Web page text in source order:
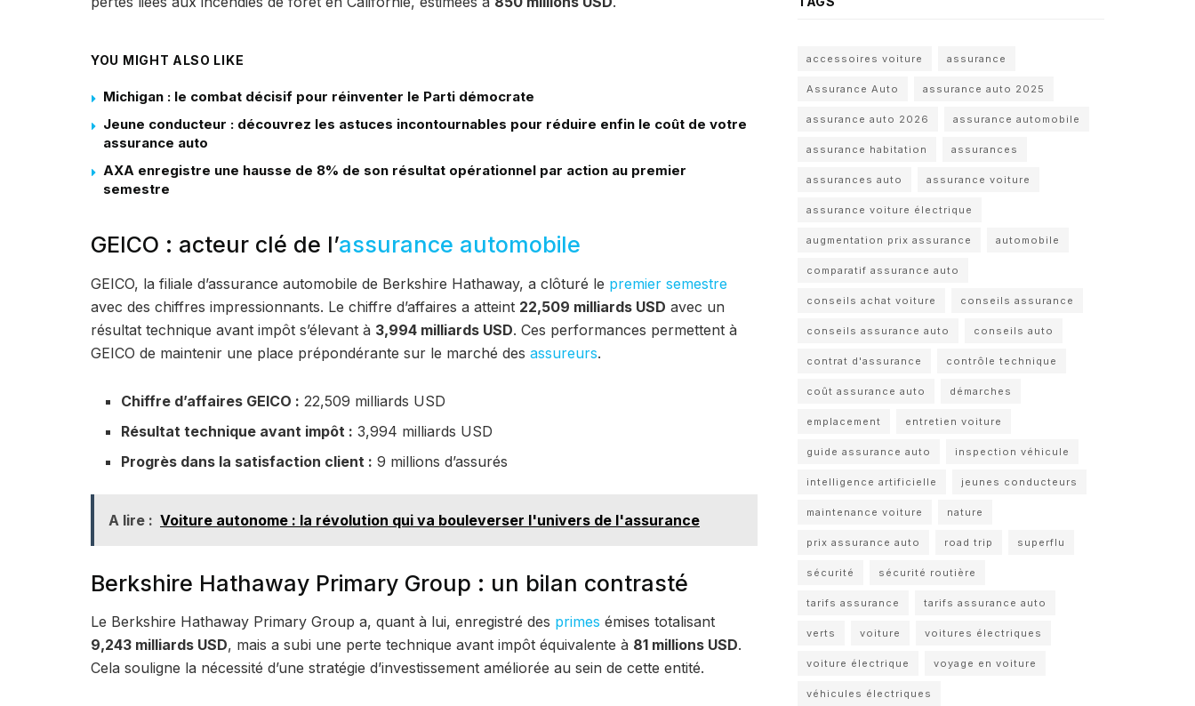
YOU MIGHT ALSO LIKE
Michigan : le combat décisif pour réinventer le Parti démocrate
Jeune conducteur : découvrez les astuces incontournables pour réduire enfin le coût de votre
assurance auto
AXA enregistre une hausse de 8% de son résultat opérationnel par action au premier
semestre
GEICO : acteur clé de l’assurance automobile
GEICO, la filiale d’assurance automobile de Berkshire Hathaway, a clôturé le premier semestre
avec des chiffres impressionnants. Le chiffre d’affaires a atteint 22,509 milliards USD avec un
résultat technique avant impôt s’élevant à 3,994 milliards USD. Ces performances permettent à
GEICO de maintenir une place prépondérante sur le marché des assureurs.
Chiffre d’affaires GEICO : 22,509 milliards USD
Résultat technique avant impôt : 3,994 milliards USD
Progrès dans la satisfaction client : 9 millions d’assurés
A lire : Voiture autonome : la révolution qui va bouleverser l'univers de l'assurance
Berkshire Hathaway Primary Group : un bilan contrasté
Le Berkshire Hathaway Primary Group a, quant à lui, enregistré des primes émises totalisant
9,243 milliards USD, mais a subi une perte technique avant impôt équivalente à 81 millions USD.
Cela souligne la nécessité d’une stratégie d’investissement améliorée au sein de cette entité.
accessoires voiture assurance
Assurance Auto assurance auto 2025
assurance auto 2026 assurance automobile
assurance habitation assurances
assurances auto assurance voiture
assurance voiture électrique
augmentation prix assurance automobile
comparatif assurance auto
conseils achat voiture conseils assurance
conseils assurance auto conseils auto
contrat d'assurance contrôle technique
coût assurance auto démarches
emplacement entretien voiture
guide assurance auto inspection véhicule
intelligence artificielle jeunes conducteurs
maintenance voiture nature
prix assurance auto road trip superflu
sécurité sécurité routière
tarifs assurance tarifs assurance auto
verts voiture voitures électriques
voiture électrique voyage en voiture
véhicules électriques